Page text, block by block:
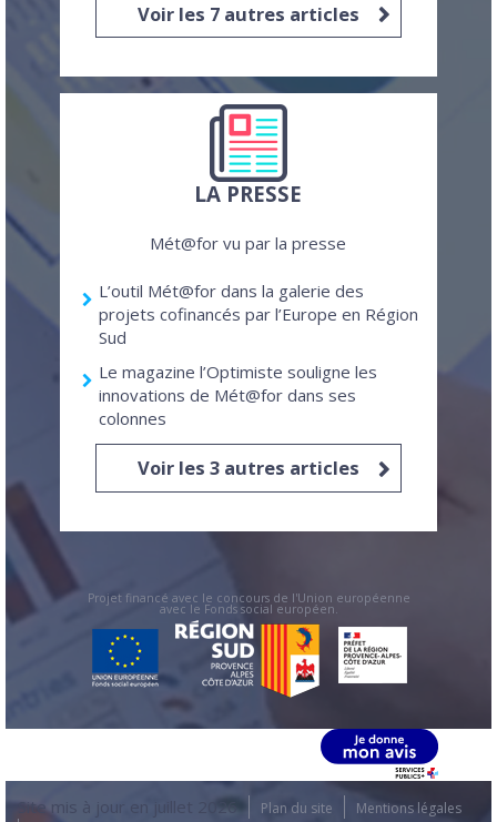
Voir les 7 autres articles
LA PRESSE
Mét@for vu par la presse
L’outil Mét@for dans la galerie des
projets cofinancés par l’Europe en Région
Sud
Le magazine l’Optimiste souligne les
innovations de Mét@for dans ses
colonnes
Voir les 3 autres articles
Projet financé avec le concours de l'Union européenne
avec le Fonds social européen.
Site mis à jour en juillet 2026 Plan du site
Mentions légales